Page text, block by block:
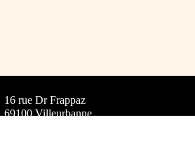
16 rue Dr Frappaz
69100 Villeurbanne